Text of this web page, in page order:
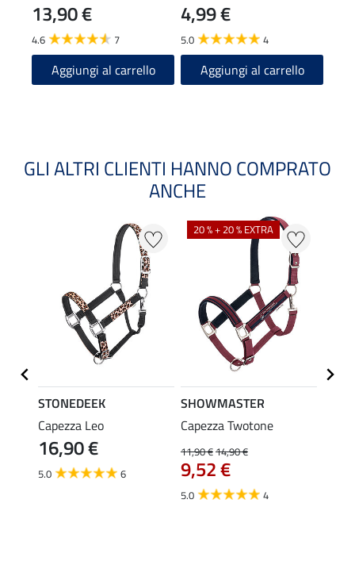
13,90 €
4.6 7
Aggiungi al carrello
4,99 €
5.0 4
Aggiungi al carrello
GLI ALTRI CLIENTI HANNO COMPRATO
ANCHE
STONEDEEK
Capezza Leo
16,90 €
5.0 6
20 % + 20 % EXTRA
SHOWMASTER
Capezza Twotone
11,90 €14,90 €
9,52 €
5.0 4